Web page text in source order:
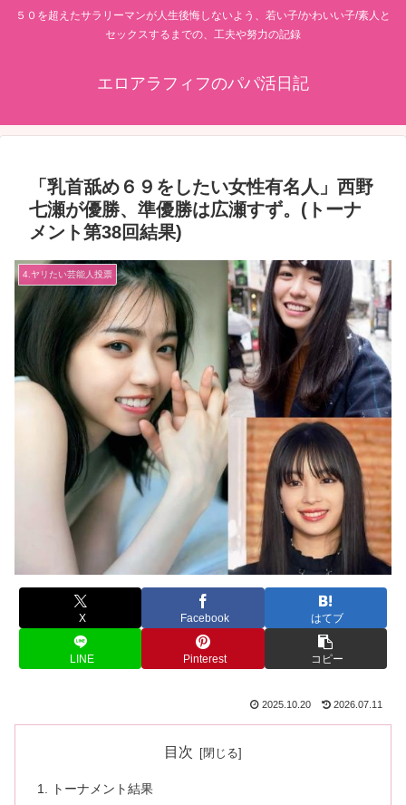
５０を超えたサラリーマンが人生後悔しないよう、若い子/かわいい子/素人と
セックスするまでの、工夫や努力の記録
エロアラフィフのパパ活日記
「乳首舐め６９をしたい女性有名人」西野
七瀬が優勝、準優勝は広瀬すず。(トーナ
メント第38回結果)
4.ヤリたい芸能人投票
X Facebook はてブ
LINE Pinterest コピー
2025.10.20 2026.07.11
目次
トーナメント結果